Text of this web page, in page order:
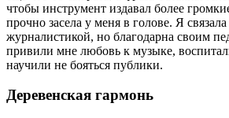
чтобы инструмент издавал более
прочно засела у меня в голове. Я
журналистикой, но благодарна своим
привили мне любовь к музыке,
научили не бояться публики.
Деревенская гармонь